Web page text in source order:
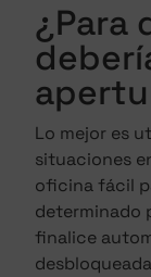
¿Para
Lo mejor es
situaciones
oficina fácil
determinado
finalice